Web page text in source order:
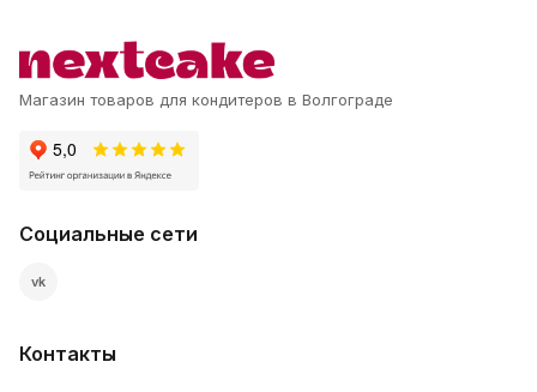
Магазин товаров для кондитеров в Волгограде
Социальные сети
vk
Контакты